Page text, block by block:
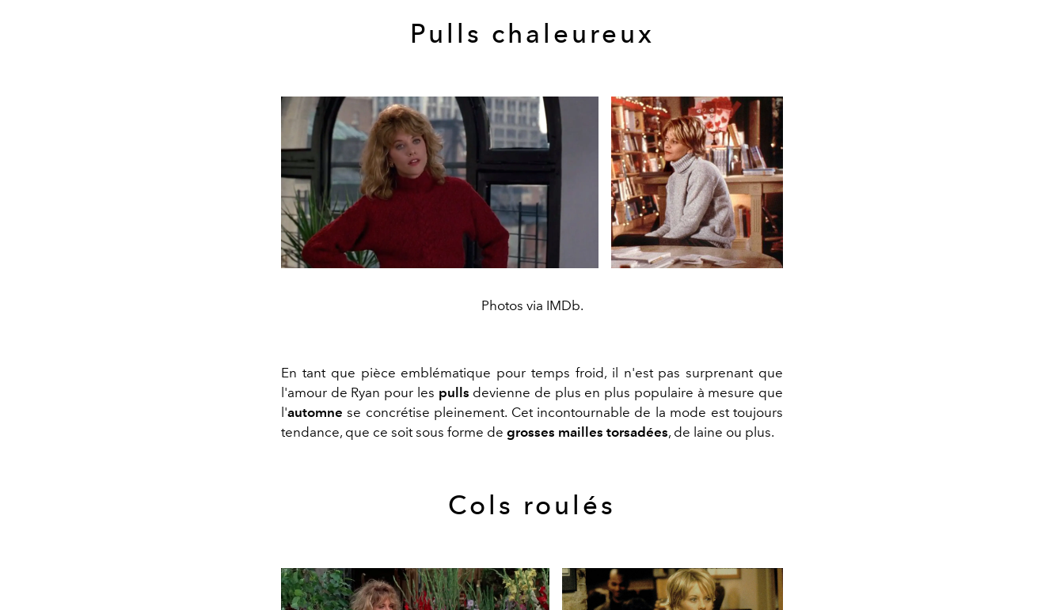
Pulls chaleureux
Photos via IMDb.
En tant que pièce emblématique pour temps froid, il n'est pas surprenant que
l'amour de Ryan pour les pulls devienne de plus en plus populaire à mesure que
l'automne se concrétise pleinement. Cet incontournable de la mode est toujours
tendance, que ce soit sous forme de grosses mailles torsadées, de laine ou plus.
Cols roulés